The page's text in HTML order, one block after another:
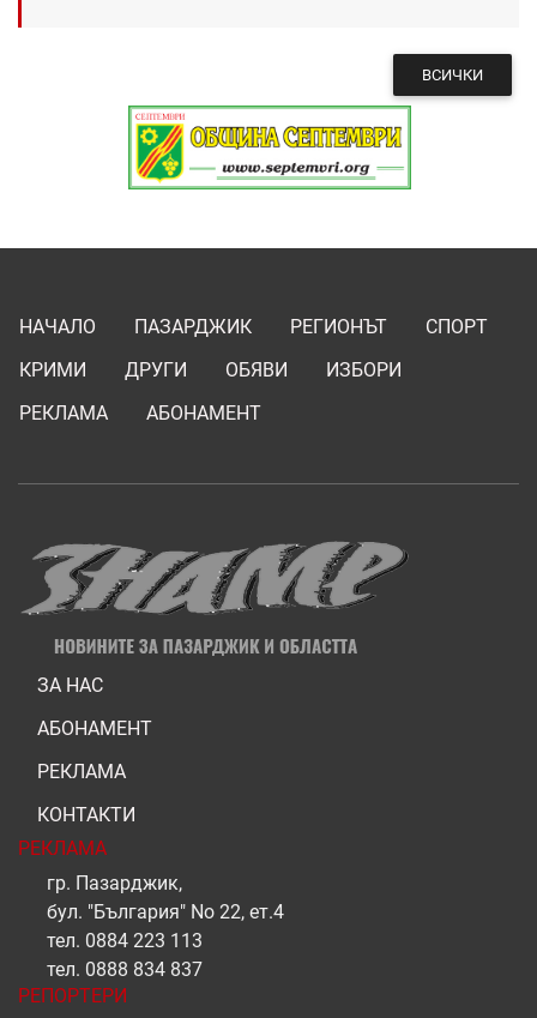
ВСИЧКИ
НАЧАЛО ПАЗАРДЖИК РЕГИОНЪТ
СПОРТ
КРИМИ
ДРУГИ ОБЯВИ
ИЗБОРИ
РЕКЛАМА
АБОНАМЕНТ
ЗА НАС
АБОНАМЕНТ
РЕКЛАМА
КОНТАКТИ
РЕКЛАМА
гр. Пазарджик,
бул. "България" No 22, ет.4
тел. 0884 223 113
тел. 0888 834 837
РЕПОРТЕРИ